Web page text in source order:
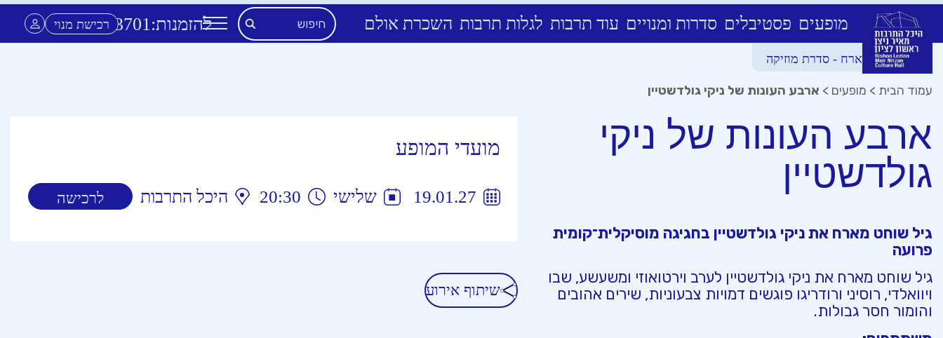
content
מופעים פסטיבלים סדרות ומנויים עוד תרבות לגלות תרבות השכרת אולם להזמנות: *3701 רכישת מנוי
גיל שוחט מארח - סדרת מוזיקה
עמוד הבית > מופעים > ארבע העונות של ניקי גולדשטיין
ארבע העונות של ניקי
גולדשטיין
גיל שוחט מארח את ניקי גולדשטיין בחגיגה מוסיקלית־קומית
פרועה
גיל שוחט מארח את ניקי גולדשטיין לערב וירטואוזי ומשעשע, שבו
ויוואלדי, רוסיני ורודריגו פוגשים דמויות צבעוניות, שירים אהובים
והומור חסר גבולות.
מועדי המופע
19.01.27 שלישי 20:30 היכל התרבות לרכישה
שיתוף אירוע